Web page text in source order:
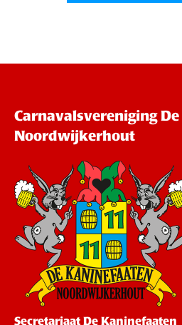
Carnavalsvereniging
Noordwijkerhout
Secretariaat De Kaninefaaten